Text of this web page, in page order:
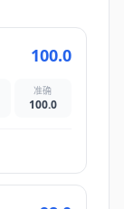
100.0
准确
100.0